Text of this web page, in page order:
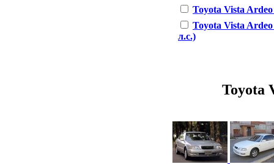
Toyota Vista
Toyota Vista
л.с.)
Toyota